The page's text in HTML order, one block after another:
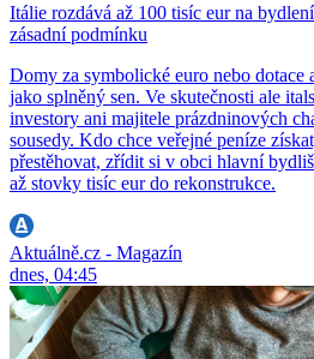
Itálie rozdává až 100 tisíc eur na
zásadní podmínku
Domy za symbolické euro nebo dotace
jako splněný sen. Ve skutečnosti ale
investory ani majitele prázdninových
sousedy. Kdo chce veřejné peníze
přestěhovat, zřídit si v obci hlavní
až stovky tisíc eur do rekonstrukce.
Aktuálně.cz - Magazín
dnes, 04:45